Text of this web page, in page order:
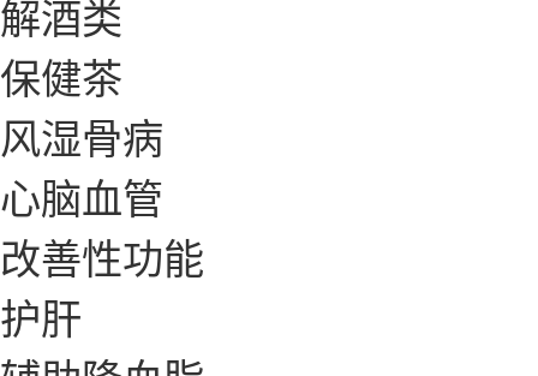
解酒类
保健茶
风湿骨病
心脑血管
改善性功能
护肝